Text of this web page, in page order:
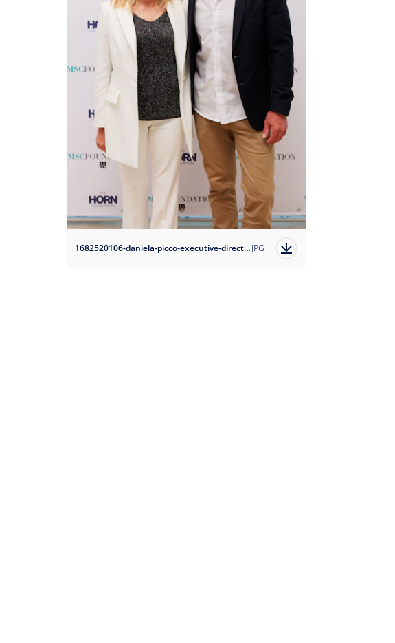
1682520106-daniela-picco-executive-director-msc-foundation-and-mike-horn-1?auto=formatJPG